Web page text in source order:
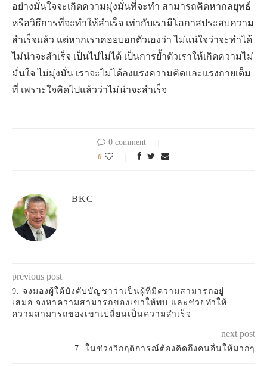
อย่างมั่นใจจะเกิดความมุ่งมั่นที่จะทำ สามารถคิดหากลยุทธ์
หรือวิธีการที่จะทำให้สำเร็จ เท่ากับเรามีโอกาสประสบความ
สำเร็จแล้ว แต่หากเราคอยบอกตัวเองว่า ไม่แน่ใจว่าจะทำได้
ไม่น่าจะสำเร็จ เป็นไปไม่ได้ เป็นการย้ำตัวเราให้เกิดความไม่
มั่นใจ ไม่มุ่งมั่น เราจะไม่ได้ลงแรงความคิดและแรงกายเต็ม
ที่ เพราะใจคิดไปแล้วว่าไม่น่าจะสำเร็จ
0 comment
0
BKC
previous post
9. จงมองผู้ใต้บังคับบัญชาว่าเป็นผู้ที่มีความสามารถอยู่
เสมอ จงหาความสามารถของเขาให้พบ และช่วยทำให้
ความสามารถของเขาเปลี่ยนเป็นความสำเร็จ
next post
7. ในช่วงวิกฤติการณ์ต้องคิดถึงคนอื่นให้มากๆ